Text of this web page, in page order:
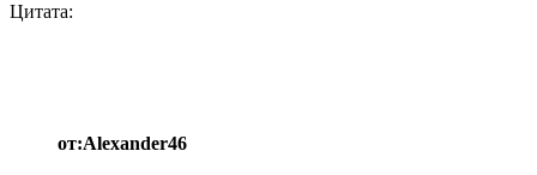
Цитата:
от:Alexander46